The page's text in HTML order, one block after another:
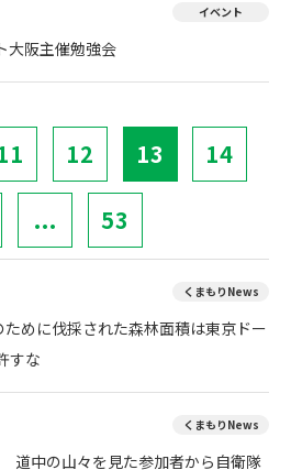
イベント
大阪主催勉強会
12 13 14
... 53
くまもりNews
めに伐採された森林面積は東京ドー
すな
くまもりNews
道中の山々を見た参加者から自衛隊